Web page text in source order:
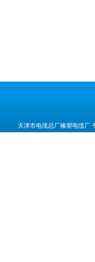
天津市电缆总厂橡塑电缆厂